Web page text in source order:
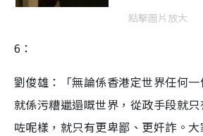
點擊圖片放大
6：
劉俊雄：「無論係香港定世界任何
就係污糟邋遢嘅世界，從政手段就
咗呢樣，就只有更卑鄙、更奸詐。